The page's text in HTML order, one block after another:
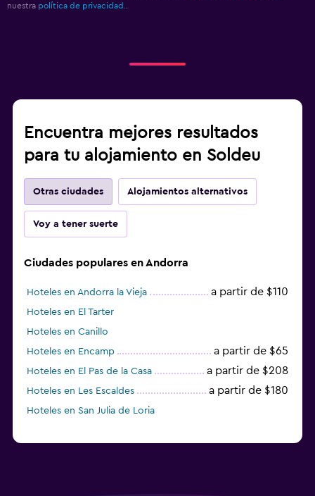
nuestra política de privacidad.
Encuentra mejores resultados
para tu alojamiento en Soldeu
Otras ciudades Alojamientos alternativos
Voy a tener suerte
Ciudades populares en Andorra
Hoteles en Andorra la Vieja a partir de $110
Hoteles en El Tarter
Hoteles en Canillo
Hoteles en Encamp
a partir de $65
Hoteles en El Pas de la Casa a partir de $208
Hoteles en Les Escaldes a partir de $180
Hoteles en San Julia de Loria